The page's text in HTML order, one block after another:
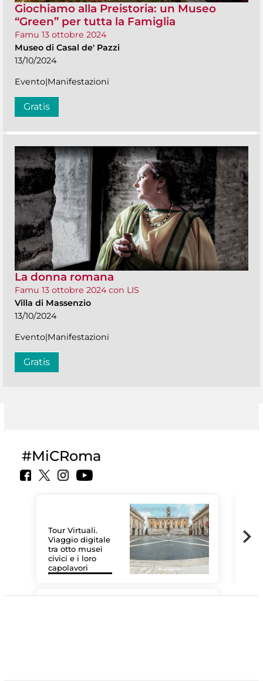
Giochiamo alla Preistoria: un Museo
“Green” per tutta la Famiglia
Famu 13 ottobre 2024
Museo di Casal de' Pazzi
13/10/2024
Evento|Manifestazioni
Gratis
La donna romana
Famu 13 ottobre 2024 con LIS
Villa di Massenzio
13/10/2024
Evento|Manifestazioni
Gratis
#MiCRoma
Tour Virtuali.
Viaggio digitale
tra otto musei
civici e i loro
capolavori